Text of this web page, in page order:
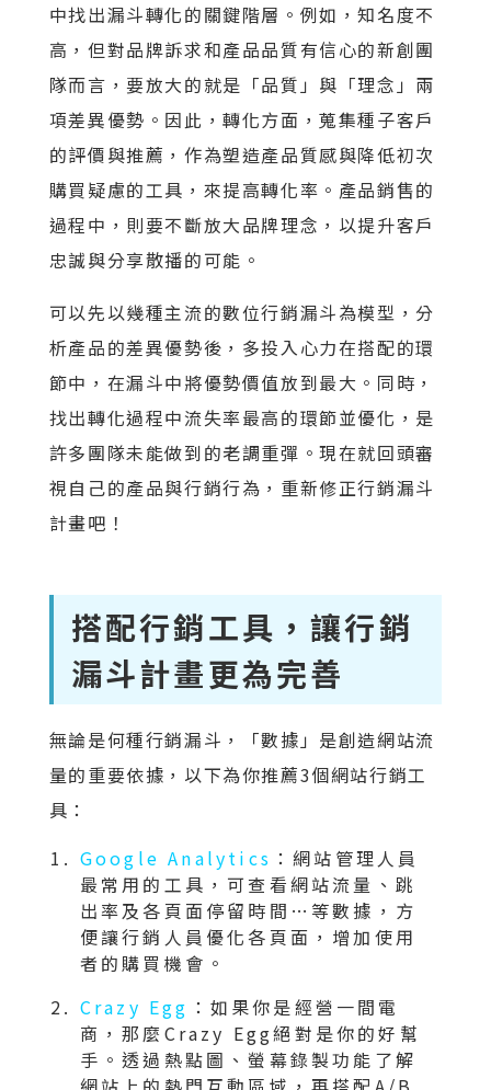
中找出漏斗轉化的關鍵階層。例如，知名度不
高，但對品牌訴求和產品品質有信心的新創團
隊而言，要放大的就是「品質」與「理念」兩
項差異優勢。因此，轉化方面，蒐集種子客戶
的評價與推薦，作為塑造產品質感與降低初次
購買疑慮的工具，來提高轉化率。產品銷售的
過程中，則要不斷放大品牌理念，以提升客戶
忠誠與分享散播的可能。
可以先以幾種主流的數位行銷漏斗為模型，分
析產品的差異優勢後，多投入心力在搭配的環
節中，在漏斗中將優勢價值放到最大。同時，
找出轉化過程中流失率最高的環節並優化，是
許多團隊未能做到的老調重彈。現在就回頭審
視自己的產品與行銷行為，重新修正行銷漏斗
計畫吧！
搭配行銷工具，讓行銷
漏斗計畫更為完善
無論是何種行銷漏斗，「數據」是創造網站流
量的重要依據，以下為你推薦3個網站行銷工
具：
Google Analytics ：網站管理人員
最常用的工具，可查看網站流量、跳
出率及各頁面停留時間…等數據，方
便讓行銷人員優化各頁面，增加使用
者的購買機會。
Crazy Egg ：如果你是經營一間電
商，那麼Crazy Egg絕對是你的好幫
手。透過熱點圖、螢幕錄製功能了解